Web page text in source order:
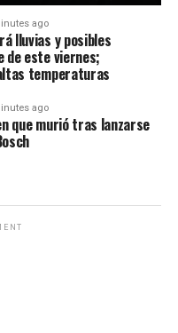
ago
lluvias y posibles
de este viernes;
temperaturas
ago
que murió tras lanzarse